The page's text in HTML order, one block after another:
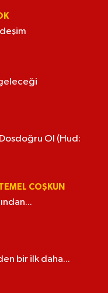
geleceği
Ol (Hud:
COŞKUN
bir ilk daha...